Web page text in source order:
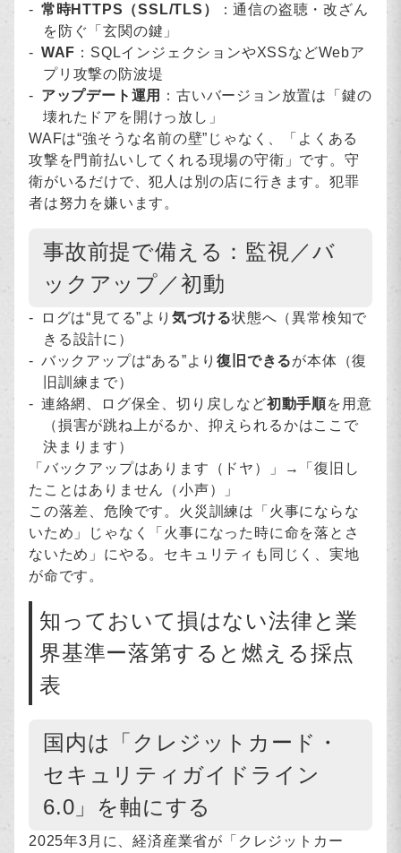
常時HTTPS（SSL/TLS）
：通信の盗聴・改ざん
を防ぐ「玄関の鍵」
WAF ：SQLインジェクションやXSSなどWebア
プリ攻撃の防波堤
アップデート運用
：古いバージョン放置は「鍵の
壊れたドアを開けっ放し」
WAFは“強そうな名前の壁”じゃなく、「よくある
攻撃を門前払いしてくれる現場の守衛」です。守
衛がいるだけで、犯人は別の店に行きます。犯罪
者は努力を嫌います。
事故前提で備える：監視／バ
ックアップ／初動
ログは“見てる”より 気づける状態へ（異常検知で
きる設計に）
バックアップは“ある”より復旧できるが本体（復
旧訓練まで）
連絡網、ログ保全、切り戻しなど初動手順を用意
（損害が跳ね上がるか、抑えられるかはここで
決まります）
「バックアップはあります（ドヤ）」→「復旧し
たことはありません（小声）」
この落差、危険です。火災訓練は「火事にならな
いため」じゃなく「火事になった時に命を落とさ
ないため」にやる。セキュリティも同じく、実地
が命です。
知っておいて損はない法律と業
界基準ー落第すると燃える採点
表
国内は「クレジットカード・
セキュリティガイドライン
6.0」を軸にする
2025年3月に、経済産業省が「クレジットカー